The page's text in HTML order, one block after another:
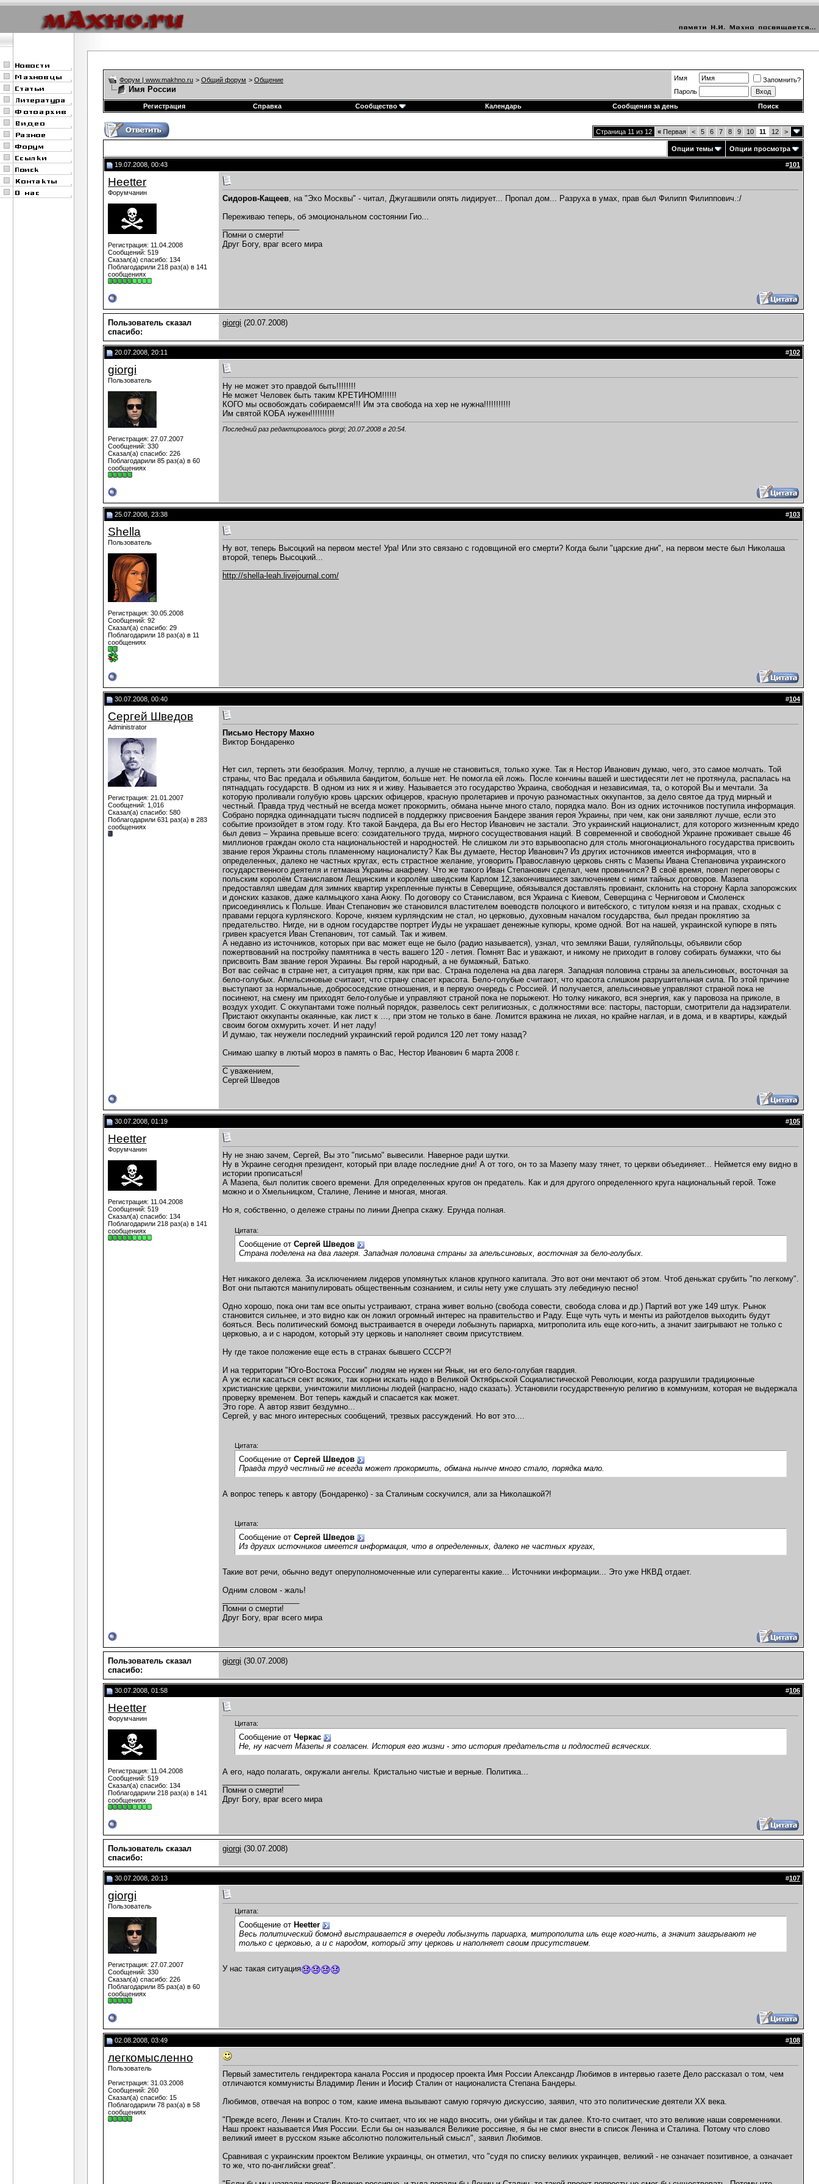
Форум | www.makhno.ru > Общий форум > Общение
Имя России
Имя
Запомнить?
Пароль
Регистрация
Справка Сообщество Календарь Сообщения за день Поиск
Страница 11 из 12 « Первая < 5 6 7 8 9 10 11 12 >
Опции темы Опции просмотра
19.07.2008, 00:43 #101
Heetter
Форумчанин
Регистрация: 11.04.2008
Сообщений: 519
Сказал(а) спасибо: 134
Поблагодарили 218 раз(а) в 141
сообщениях
Сидоров-Кащеев, на "Эхо Москвы" - читал, Джугашвили опять лидирует... Пропал дом... Разруха в умах, прав был Филипп Филиппович.:/
Переживаю теперь, об эмоциональном состоянии Гио...
Помни о смерти!
Друг Богу, враг всего мира
Пользователь сказал
cпасибо:
giorgi (20.07.2008)
20.07.2008, 20:11 #102
giorgi
Пользователь
Регистрация: 27.07.2007
Сообщений: 330
Сказал(а) спасибо: 226
Поблагодарили 85 раз(а) в 60
сообщениях
Ну не может это правдой быть!!!!!!!!
Не может Человек быть таким КРЕТИНОМ!!!!!!
КОГО мы освобождать собираемся!!! Им эта свобода на хер не нужна!!!!!!!!!!!
Им святой КОБА нужен!!!!!!!!!!
Последний раз редактировалось giorgi; 20.07.2008 в 20:54
25.07.2008, 23:38 #103
Shella
Пользователь
Регистрация: 30.05.2008
Сообщений: 92
Сказал(а) спасибо: 29
Поблагодарили 18 раз(а) в 11
сообщениях
Ну вот, теперь Высоцкий на первом месте! Ура! Или это связано с годовщиной его смерти? Когда были "царские дни", на первом месте был Николаша
второй, теперь Высоцкий...
http://shella-leah.livejournal.com/
30.07.2008, 00:40 #104
Сергей Шведов
Administrator
Регистрация: 21.01.2007
Сообщений: 1,016
Сказал(а) спасибо: 580
Поблагодарили 631 раз(а) в 283
сообщениях
Письмо Нестору Махно
Виктор Бондаренко
Нет сил, терпеть эти безобразия. Молчу, терплю, а лучше не становиться, только хуже. Так я Нестор Иванович думаю, чего, это самое молчать. Той
страны, что Вас предала и объявила бандитом, больше нет. Не помогла ей ложь. После кончины вашей и шестидесяти лет не протянула, распалась на
пятнадцать государств. В одном из них я и живу. Называется это государство Украина, свободная и независимая, та, о которой Вы и мечтали. За
которую проливали голубую кровь царских офицеров, красную пролетариев и прочую разномастных оккупантов, за дело святое да труд мирный и
честный. Правда труд честный не всегда может прокормить, обмана нынче много стало, порядка мало. Вон из одних источников поступила информация.
Собрано порядка одиннадцати тысяч подписей в поддержку присвоения Бандере звания героя Украины, при чем, как они заявляют лучше, если это
событие произойдет в этом году. Кто такой Бандера, да Вы его Нестор Иванович не застали. Это украинский националист, для которого жизненным кредо
был девиз – Украина превыше всего: созидательного труда, мирного сосуществования наций. В современной и свободной Украине проживает свыше 46
миллионов граждан около ста национальностей и народностей. Не слишком ли это взрывоопасно для столь многонационального государства присвоить
звание героя Украины столь пламенному националисту? Как Вы думаете, Нестор Иванович? Из других источников имеется информация, что в
определенных, далеко не частных кругах, есть страстное желание, уговорить Православную церковь снять с Мазепы Ивана Степановича украинского
государственного деятеля и гетмана Украины анафему. Что же такого Иван Степанович сделал, чем провинился? В своё время, повел переговоры с
польским королём Станиславом Лещинским и королём шведским Карлом 12,закончившиеся заключением с ними тайных договоров. Мазепа
предоставлял шведам для зимних квартир укрепленные пункты в Северщине, обязывался доставлять провиант, склонить на сторону Карла запорожских
и донских казаков, даже калмыцкого хана Аюку. По договору со Станиславом, вся Украина с Киевом, Северщина с Черниговом и Смоленск
присоединялись к Польше. Иван Степанович же становился властителем воеводств полоцкого и витебского, с титулом князя и на правах, сходных с
правами герцога курлянского. Короче, князем курляндским не стал, но церковью, духовным началом государства, был предан проклятию за
предательство. Нигде, ни в одном государстве портрет Иуды не украшает денежные купюры, кроме одной. Вот на нашей, украинской купюре в пять
гривен красуется Иван Степанович, тот самый. Так и живем.
А недавно из источников, которых при вас может еще не было (радио называется), узнал, что земляки Ваши, гуляйпольцы, объявили сбор
пожертвований на постройку памятника в честь вашего 120 - летия. Помнят Вас и уважают, и никому не приходит в голову собирать бумажки, что бы
присвоить Вам звание героя Украины. Вы герой народный, а не бумажный, Батько.
Вот вас сейчас в стране нет, а ситуация прям, как при вас. Страна поделена на два лагеря. Западная половина страны за апельсиновых, восточная за
бело-голубых. Апельсиновые считают, что страну спасет красота. Бело-голубые считают, что красота слишком разрушительная сила. По этой причине
выступают за нормальные, добрососедские отношения, и в первую очередь с Россией. И получается, апельсиновые управляют страной пока не
посинеют, на смену им приходят бело-голубые и управляют страной пока не порыжеют. Но толку никакого, вся энергия, как у паровоза на приколе, в
воздух уходит. С оккупантами тоже полный порядок, развелось сект религиозных, с должностями все: пасторы, пасторши, смотрители да надзиратели.
Пристают оккупанты окаянные, как лист к …, при этом не только в бане. Ломится вражина не лихая, но крайне наглая, и в дома, и в квартиры, каждый
своим богом охмурить хочет. И нет ладу!
И думаю, так неужели последний украинский герой родился 120 лет тому назад?
Снимаю шапку в лютый мороз в память о Вас, Нестор Иванович 6 марта 2008 г.
C уважением,
Сергей Шведов
30.07.2008, 01:19 #105
Heetter
Форумчанин
Регистрация: 11.04.2008
Сообщений: 519
Сказал(а) спасибо: 134
Поблагодарили 218 раз(а) в 141
сообщениях
Ну не знаю зачем, Сергей, Вы это "письмо" вывесили. Наверное ради шутки.
Ну в Украине сегодня президент, который при владе последние дни! А от того, он то за Мазепу мазу тянет, то церкви объединяет... Неймется ему видно в
истории прописаться!
А Мазепа, был политик своего времени. Для определенных кругов он предатель. Как и для другого определенного круга национальный герой. Тоже
можно и о Хмельницком, Сталине, Ленине и многая, многая.
Но я, собственно, о дележе страны по линии Днепра скажу. Ерунда полная.
Цитата:
Сообщение от Сергей Шведов
Страна поделена на два лагеря. Западная половина страны за апельсиновых, восточная за бело-голубых.
Нет никакого дележа. За исключением лидеров упомянутых кланов крупного капитала. Это вот они мечтают об этом. Чтоб деньжат срубить "по легкому".
Вот они пытаются манипулировать общественным сознанием, и силы нету уже слушать эту лебединую песню!
Одно хорошо, пока они там все опыты устраивают, страна живет вольно (свобода совести, свобода слова и др.) Партий вот уже 149 штук. Рынок
становится сильнее, и это видно как он ложил огромный интерес на правительство и Раду. Еще чуть чуть и менты из райотделов выходить будут
бояться. Весь политический бомонд выстраивается в очереди лобызнуть париарха, митрополита иль еще кого-нить, а значит заигрывают не только с
церковью, а и с народом, который эту церковь и наполняет своим присутствием.
Ну где такое положение еще есть в странах бывшего СССР?!
И на территории "Юго-Востока России" людям не нужен ни Янык, ни его бело-голубая гвардия.
А уж если касаться сект всяких, так корни искать надо в Великой Октябрьской Социалистической Революции, когда разрушили традиционные
христианские церкви, уничтожили миллионы людей (напрасно, надо сказать). Установили государственную религию в коммунизм, которая не выдержала
проверку временем. Вот теперь каждый и спасается как может.
Это горе. А автор язвит бездумно...
Сергей, у вас много интересных сообщений, трезвых рассуждений. Но вот это....
Цитата:
Сообщение от Сергей Шведов
Правда труд честный не всегда может прокормить, обмана нынче много стало, порядка мало.
А вопрос теперь к автору (Бондаренко) - за Сталиным соскучился, али за Николашкой?!
Цитата:
Сообщение от Сергей Шведов
Из других источников имеется информация, что в определенных, далеко не частных кругах,
Такие вот речи, обычно ведут оперуполномоченные или суперагенты какие... Источники информации... Это уже НКВД отдает.
Одним словом - жаль!
Помни о смерти!
Друг Богу, враг всего мира
Пользователь сказал
cпасибо:
giorgi (30.07.2008)
30.07.2008, 01:58 #106
Heetter
Форумчанин
Регистрация: 11.04.2008
Сообщений: 519
Сказал(а) спасибо: 134
Поблагодарили 218 раз(а) в 141
сообщениях
Цитата:
Сообщение от Черкас
Не, ну насчет Мазепы я согласен. История его жизни - это история предательств и подлостей всяческих.
А его, надо полагать, окружали ангелы. Кристально чистые и верные. Политика...
Помни о смерти!
Друг Богу, враг всего мира
Пользователь сказал
cпасибо:
giorgi (30.07.2008)
30.07.2008, 20:13 #107
giorgi
Пользователь
Регистрация: 27.07.2007
Сообщений: 330
Сказал(а) спасибо: 226
Поблагодарили 85 раз(а) в 60
сообщениях
Цитата:
Сообщение от Heetter
Весь политический бомонд выстраивается в очереди лобызнуть париарха, митрополита иль еще кого-нить, а значит заигрывают не
только с церковью, а и с народом, который эту церковь и наполняет своим присутствием.
У нас такая ситуация
02.08.2008, 03:49 #108
легкомысленно
Пользователь
Регистрация: 31.03.2008
Сообщений: 260
Сказал(а) спасибо: 15
Поблагодарили 78 раз(а) в 58
сообщениях
Первый заместитель гендиректора канала Россия и продюсер проекта Имя России Александр Любимов в интервью газете Дело рассказал о том, чем
отличаются коммунисты Владимир Ленин и Иосиф Сталин от националиста Степана Бандеры.
Любимов, отвечая на вопрос о том, какие имена вызывают самую горячую дискуссию, заявил, что это политические деятели ХХ века.
"Прежде всего, Ленин и Сталин. Кто-то считает, что их не надо вносить, они убийцы и так далее. Кто-то считает, что это великие наши современники.
Наш проект называется Имя России. Если бы он назывался Великие россияне, я бы не смог внести в список Ленина и Сталина. Потому что слово
великий имеет в русском языке абсолютно положительный смысл", заявил Любимов.
Сравнивая с украинским проектом Великие украинцы, он отметил, что "судя по списку великих украинцев, великий - не означает позитивное, а означает
то же, что по-английски great".